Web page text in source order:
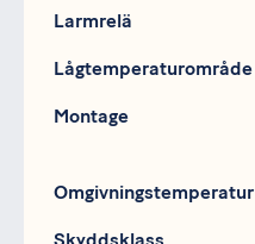
Larmrelä
Lågtemperaturområde
Montage
Omgivningstemperatur